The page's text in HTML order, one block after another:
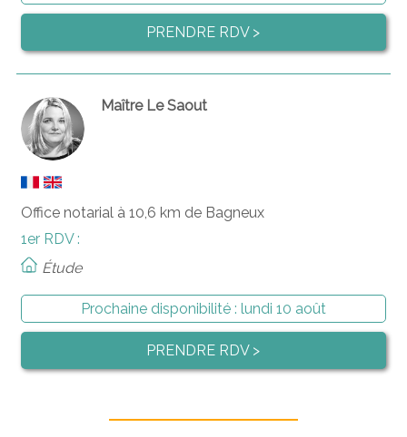
PRENDRE RDV >
Maître Le Saout
Office notarial à 10,6 km de Bagneux
1er RDV :
Étude
Prochaine disponibilité : lundi 10 août
PRENDRE RDV >